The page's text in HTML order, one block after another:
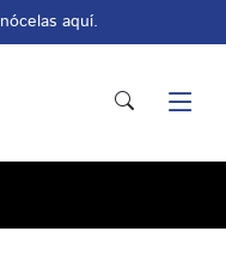
aquí.